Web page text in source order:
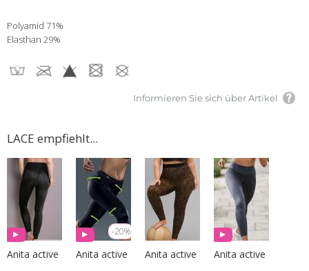
Polyamid 71%
Elasthan 29%
Informieren Sie sich über Artikel
LACE empfiehlt...
Anita active
-20%
Anita active Anita active Anita active